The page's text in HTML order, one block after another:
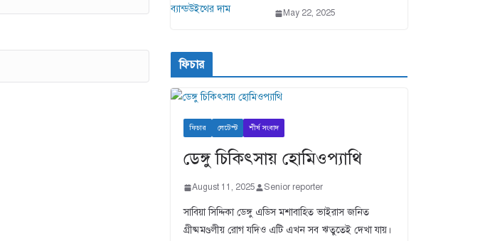
May 22, 2025
ফিচার
ফিচার লেটেস্ট শীর্ষ সংবাদ
ডেঙ্গু চিকিৎসায় হোমিওপ্যাথি
August 11, 2025 Senior reporter
সাবিয়া সিদ্দিকা ডেঙ্গু এডিস মশাবাহিত ভাইরাস জনিত
গ্রীষ্মমণ্ডলীয় রোগ যদিও এটি এখন সব ঋতুতেই দেখা যায়।